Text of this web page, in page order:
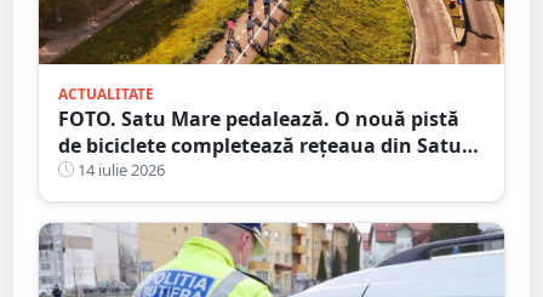
ACTUALITATE
FOTO. Satu Mare pedalează. O nouă pistă
de biciclete completează rețeaua din Satu
Mare
14 iulie 2026